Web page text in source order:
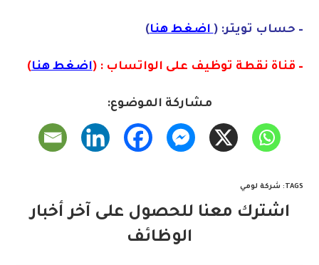
– حساب تويتر: ( اضغط هنا)
– قناة نقطة توظيف على الواتساب : (اضغط هنا)
مشاركة الموضوع:
TAGS
: شركة لومي
اشترك معنا للحصول على آخر أخبار
الوظائف